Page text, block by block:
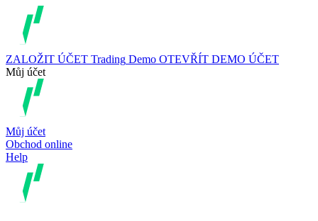
ZALOŽIT ÚČET Trading Demo OTEVŘÍT DEMO ÚČET
Můj účet
Můj účet
Obchod online
Help